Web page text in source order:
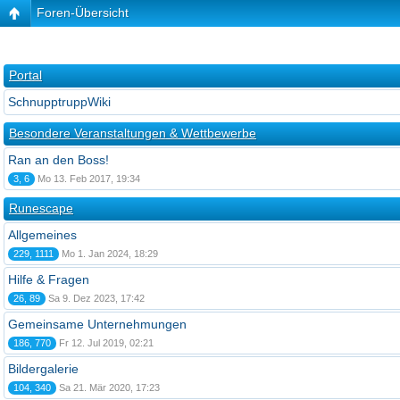
Foren-Übersicht
Portal
SchnupptruppWiki
Besondere Veranstaltungen & Wettbewerbe
Ran an den Boss!
3, 6 Mo 13. Feb 2017, 19:34
Runescape
Allgemeines
229, 1111 Mo 1. Jan 2024, 18:29
Hilfe & Fragen
26, 89 Sa 9. Dez 2023, 17:42
Gemeinsame Unternehmungen
186, 770 Fr 12. Jul 2019, 02:21
Bildergalerie
104, 340 Sa 21. Mär 2020, 17:23